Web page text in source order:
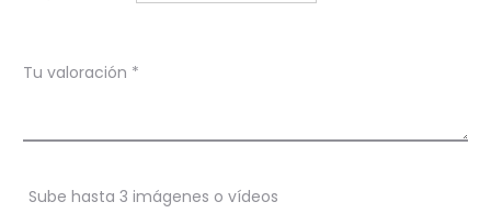
i
o
Tu valoración *
Sube hasta 3 imágenes o vídeos